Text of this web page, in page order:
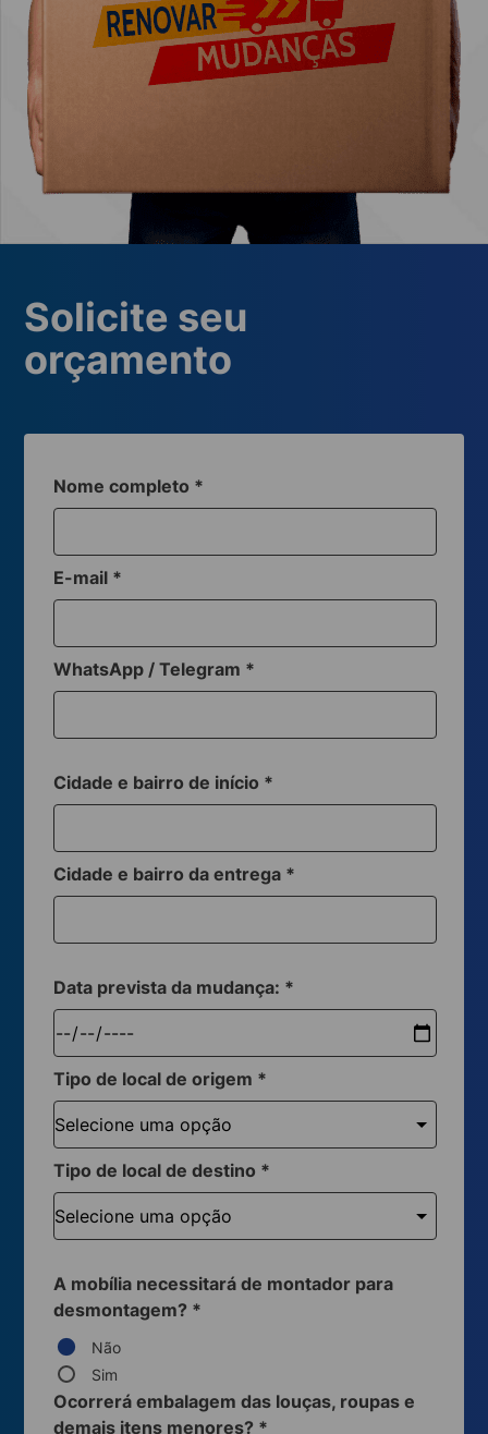
Solicite seu
orçamento
Nome completo *
E-mail *
WhatsApp / Telegram *
Cidade e bairro de início *
Cidade e bairro da entrega *
Data prevista da mudança: *
Tipo de local de origem *
Tipo de local de destino *
A mobília necessitará de montador para
desmontagem? *
Não
Sim
Ocorrerá embalagem das louças, roupas e
demais itens menores? *